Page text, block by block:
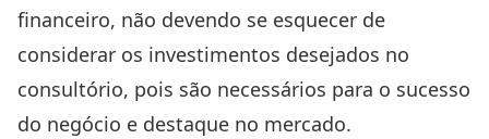
financeiro, não devendo se esquecer de
considerar os investimentos desejados no
consultório, pois são necessários para o sucesso
do negócio e destaque no mercado.